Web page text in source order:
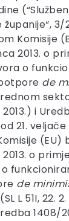
županije“,
Komisije
2013. o
o
de
i
21.
(EU)
o
de
(SL L 51I, 22.
1408/